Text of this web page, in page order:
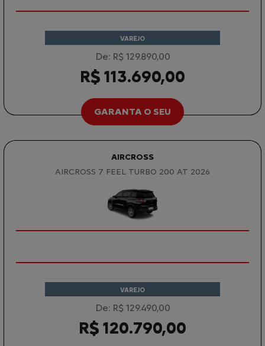
VAREJO
De: R$ 129.890,00
R$ 113.690,00
GARANTA O SEU
AIRCROSS
AIRCROSS 7 FEEL TURBO 200 AT 2026
VAREJO
De: R$ 129.490,00
R$ 120.790,00